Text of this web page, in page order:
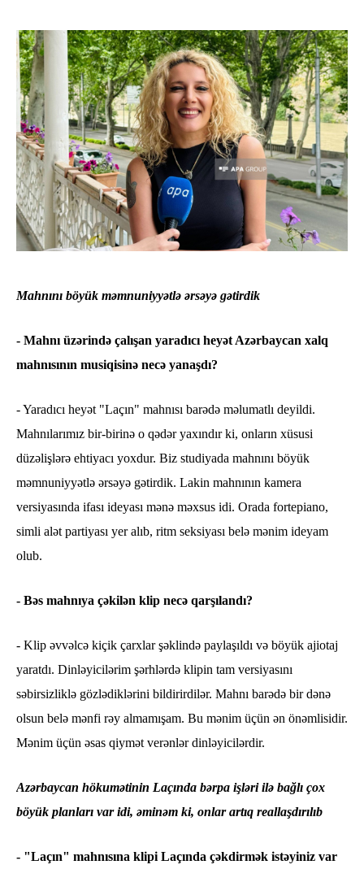
Mahnını böyük məmnuniyyətlə ərsəyə gətirdik
- Mahnı üzərində çalışan yaradıcı heyət Azərbaycan xalq
mahnısının musiqisinə necə yanaşdı?
- Yaradıcı heyət "Laçın" mahnısı barədə məlumatlı deyildi.
Mahnılarımız bir-birinə o qədər yaxındır ki, onların xüsusi
düzəlişlərə ehtiyacı yoxdur. Biz studiyada mahnını böyük
məmnuniyyətlə ərsəyə gətirdik. Lakin mahnının kamera
versiyasında ifası ideyası mənə məxsus idi. Orada fortepiano,
simli alət partiyası yer alıb, ritm seksiyası belə mənim ideyam
olub.
- Bəs mahnıya çəkilən klip necə qarşılandı?
- Klip əvvəlcə kiçik çarxlar şəklində paylaşıldı və böyük ajiotaj
yaratdı. Dinləyicilərim şərhlərdə klipin tam versiyasını
səbirsizliklə gözlədiklərini bildirirdilər. Mahnı barədə bir dənə
olsun belə mənfi rəy almamışam. Bu mənim üçün ən önəmlisidir.
Mənim üçün əsas qiymət verənlər dinləyicilərdir.
Azərbaycan hökumətinin Laçında bərpa işləri ilə bağlı çox
böyük planları var idi, əminəm ki, onlar artıq reallaşdırılıb
- "Laçın" mahnısına klipi Laçında çəkdirmək istəyiniz var